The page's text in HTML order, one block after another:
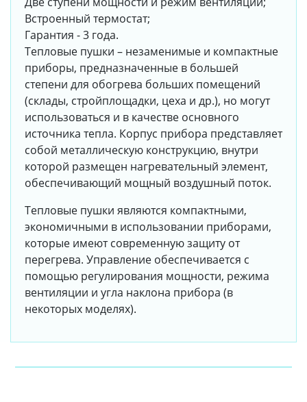
Встроенный термостат;
Гарантия - 3 года.
Тепловые пушки – незаменимые и компактные
приборы, предназначенные в большей
степени для обогрева больших помещений
(склады, стройплощадки, цеха и др.), но могут
использоваться и в качестве основного
источника тепла. Корпус прибора представляет
собой металлическую конструкцию, внутри
которой размещен нагревательный элемент,
обеспечивающий мощный воздушный поток.
Тепловые пушки являются компактными,
экономичными в использовании приборами,
которые имеют современную защиту от
перегрева. Управление обеспечивается с
помощью регулирования мощности, режима
вентиляции и угла наклона прибора (в
некоторых моделях).